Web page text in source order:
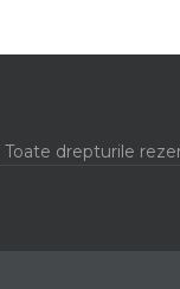
Toate drepturile